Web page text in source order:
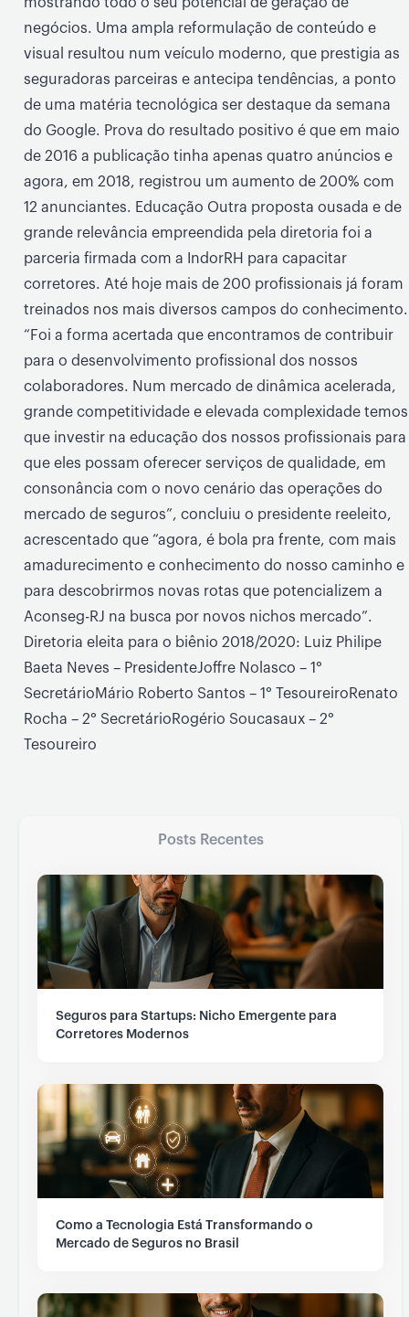
negócios. Uma ampla reformulação de conteúdo e
visual resultou num veículo moderno, que prestigia as
seguradoras parceiras e antecipa tendências, a ponto
de uma matéria tecnológica ser destaque da semana
do Google. Prova do resultado positivo é que em maio
de 2016 a publicação tinha apenas quatro anúncios e
agora, em 2018, registrou um aumento de 200% com
12 anunciantes. Educação Outra proposta ousada e de
grande relevância empreendida pela diretoria foi a
parceria firmada com a IndorRH para capacitar
corretores. Até hoje mais de 200 profissionais já foram
treinados nos mais diversos campos do conhecimento.
“Foi a forma acertada que encontramos de contribuir
para o desenvolvimento profissional dos nossos
colaboradores. Num mercado de dinâmica acelerada,
grande competitividade e elevada complexidade temos
que investir na educação dos nossos profissionais para
que eles possam oferecer serviços de qualidade, em
consonância com o novo cenário das operações do
mercado de seguros”, concluiu o presidente reeleito,
acrescentado que “agora, é bola pra frente, com mais
amadurecimento e conhecimento do nosso caminho e
para descobrirmos novas rotas que potencializem a
Aconseg-RJ na busca por novos nichos mercado”.
Diretoria eleita para o biênio 2018/2020: Luiz Philipe
Baeta Neves – PresidenteJoffre Nolasco – 1°
SecretárioMário Roberto Santos – 1° TesoureiroRenato
Rocha – 2° SecretárioRogério Soucasaux – 2°
Tesoureiro
Posts Recentes
Seguros para Startups: Nicho Emergente para
Corretores Modernos
Como a Tecnologia Está Transformando o
Mercado de Seguros no Brasil